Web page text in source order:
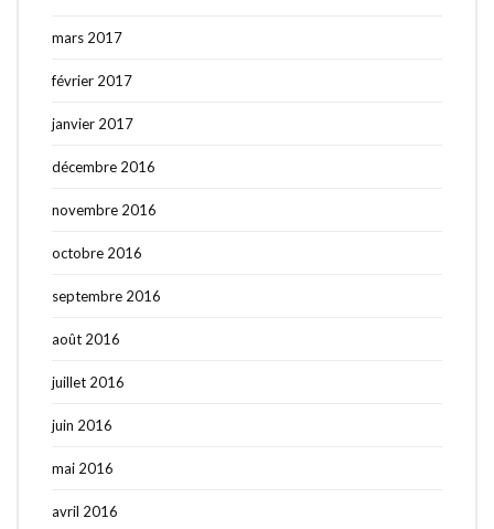
mars 2017
février 2017
janvier 2017
décembre 2016
novembre 2016
octobre 2016
septembre 2016
août 2016
juillet 2016
juin 2016
mai 2016
avril 2016